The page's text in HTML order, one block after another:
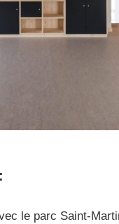
le parc Saint-